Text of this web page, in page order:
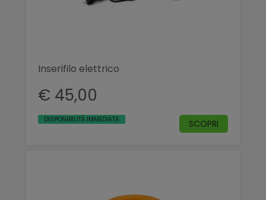
Inserifilo elettrico
€ 45,00
DISPONIBILITÀ IMMEDIATA SCOPRI